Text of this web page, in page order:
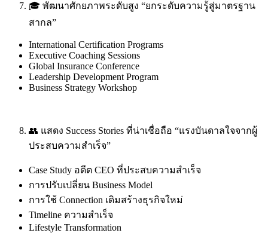
🎓 พัฒนาศักยภาพระดับสูง “ยกระดับความรู้สู่มาตรฐาน
สากล”
International Certification Programs
Executive Coaching Sessions
Global Insurance Conference
Leadership Development Program
Business Strategy Workshop
👥 แสดง Success Stories ที่น่าเชื่อถือ “แรงบันดาลใจจากผู้
ประสบความสำเร็จ”
Case Study อดีต CEO ที่ประสบความสำเร็จ
การปรับเปลี่ยน Business Model
การใช้ Connection เดิมสร้างธุรกิจใหม่
Timeline ความสำเร็จ
Lifestyle Transformation